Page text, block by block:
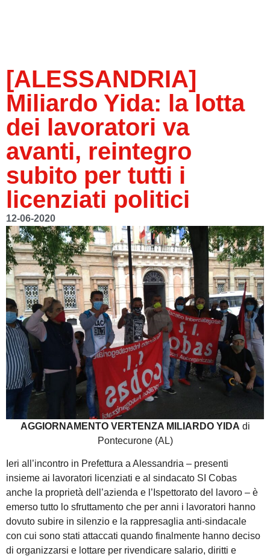
[ALESSANDRIA]
Miliardo Yida: la lotta
dei lavoratori va
avanti, reintegro
subito per tutti i
licenziati politici
12-06-2020
AGGIORNAMENTO VERTENZA MILIARDO YIDA di
Pontecurone (AL)
Ieri all’incontro in Prefettura a Alessandria – presenti
insieme ai lavoratori licenziati e al sindacato SI Cobas
anche la proprietà dell’azienda e l’Ispettorato del lavoro – è
emerso tutto lo sfruttamento che per anni i lavoratori hanno
dovuto subire in silenzio e la rappresaglia anti-sindacale
con cui sono stati attaccati quando finalmente hanno deciso
di organizzarsi e lottare per rivendicare salario, diritti e